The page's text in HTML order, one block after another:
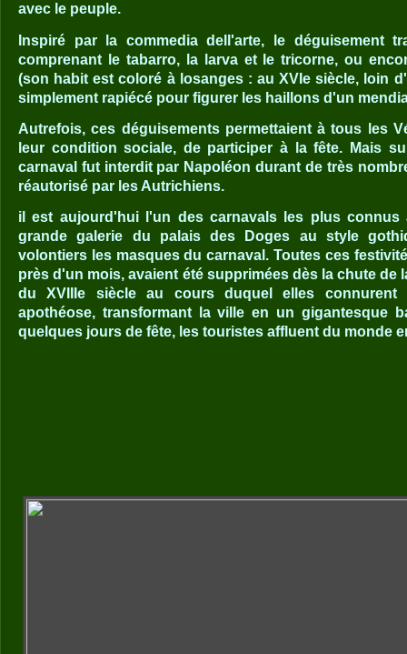
avec le peuple.
Inspiré par la commedia dell'arte, le déguisement
comprenant le tabarro, la larva et le tricorne, ou
(son habit est coloré à losanges : au XVIe siècle, loin
simplement rapiécé pour figurer les haillons d'un
Autrefois, ces déguisements permettaient à tous les
leur condition sociale, de participer à la fête. Mais
carnaval fut interdit par Napoléon durant de très
réautorisé par les Autrichiens.
il est aujourd'hui l'un des carnavals les plus connus
grande galerie du palais des Doges au style
volontiers les masques du carnaval. Toutes ces
près d'un mois, avaient été supprimées dès la chute de
du XVIIIe siècle au cours duquel elles connurent
apothéose, transformant la ville en un gigantesque
quelques jours de fête, les touristes affluent du monde